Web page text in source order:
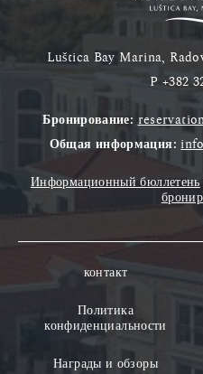
Luštica Bay Marina,
P +382
Бронирование:
Общая информация:
Информационный бюллетень
контакт
Политика
конфиденциальности
Награды и обзоры